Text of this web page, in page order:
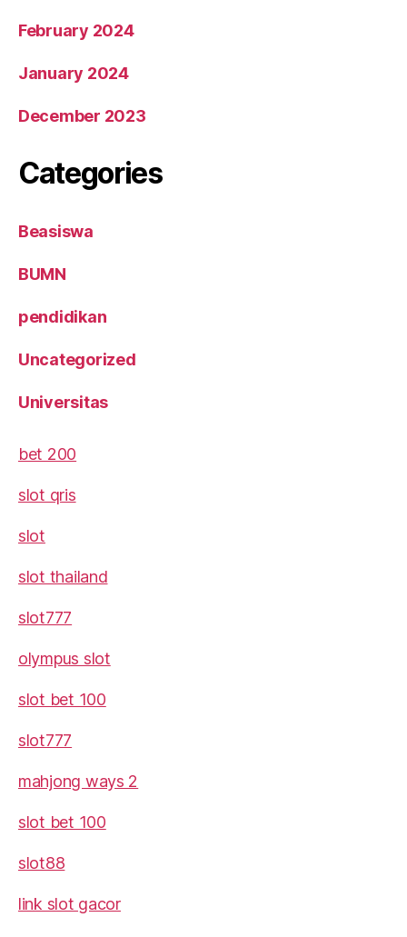
February 2024
January 2024
December 2023
Categories
Beasiswa
BUMN
pendidikan
Uncategorized
Universitas
bet 200
slot qris
slot
slot thailand
slot777
olympus slot
slot bet 100
slot777
mahjong ways 2
slot bet 100
slot88
link slot gacor